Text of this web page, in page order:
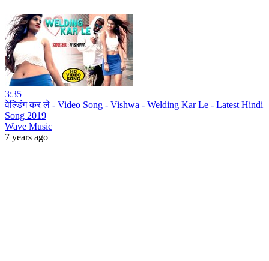
3:35
वेल्डिंग कर ले - Video Song - Vishwa - Welding Kar Le - Latest Hindi
Song 2019
Wave Music
7 years ago